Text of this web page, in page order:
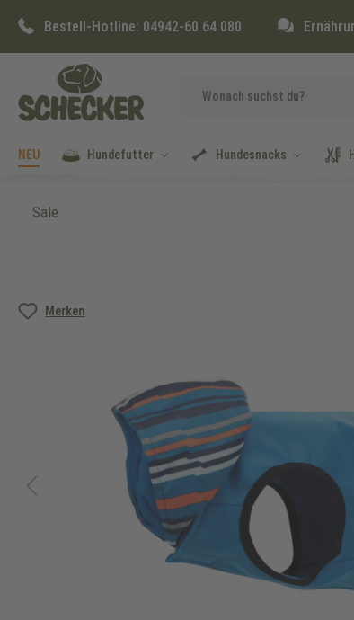
Zur Hauptnavigation springen
Bestell-Hotline: 04942-60 64 080
NEU Hundefutter Hundesnacks
Sale
Merken
Bildergalerie überspringen